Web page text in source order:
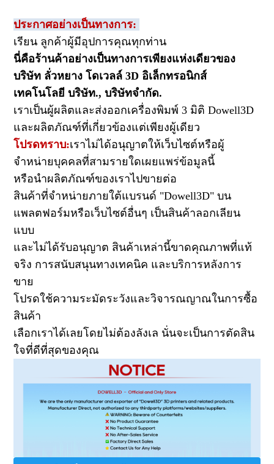
ประกาศอย่างเป็นทางการ:
เรียน ลูกค้าผู้มีอุปการคุณทุกท่าน
นี่คือร้านค้าอย่างเป็นทางการเพียงแห่งเดียวของ
บริษัท ลั่วหยาง โดเวลล์ 3D อิเล็กทรอนิกส์
เทคโนโลยี บริษัท., บริษัทจำกัด.
เราเป็นผู้ผลิตและส่งออกเครื่องพิมพ์ 3 มิติ Dowell3D
และผลิตภัณฑ์ที่เกี่ยวข้องแต่เพียงผู้เดียว
โปรดทราบ:เราไม่ได้อนุญาตให้เว็บไซต์หรือผู้
จำหน่ายบุคคลที่สามรายใดเผยแพร่ข้อมูลนี้
หรือนำผลิตภัณฑ์ของเราไปขายต่อ
สินค้าที่จำหน่ายภายใต้แบรนด์ "Dowell3D" บน
แพลตฟอร์มหรือเว็บไซต์อื่นๆ เป็นสินค้าลอกเลียน
แบบ
และไม่ได้รับอนุญาต สินค้าเหล่านี้ขาดคุณภาพที่แท้
จริง การสนับสนุนทางเทคนิค และบริการหลังการ
ขาย
โปรดใช้ความระมัดระวังและวิจารณญาณในการซื้อ
สินค้า
เลือกเราได้เลยโดยไม่ต้องลังเล นั่นจะเป็นการตัดสิน
ใจที่ดีที่สุดของคุณ